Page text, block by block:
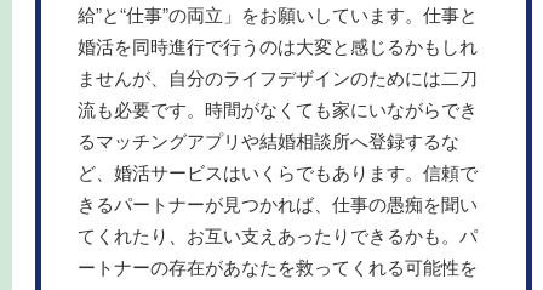
給”と“仕事”の両立」をお願いしています。仕事と
婚活を同時進行で行うのは大変と感じるかもしれ
ませんが、自分のライフデザインのためには二刀
流も必要です。時間がなくても家にいながらでき
るマッチングアプリや結婚相談所へ登録するな
ど、婚活サービスはいくらでもあります。信頼で
きるパートナーが見つかれば、仕事の愚痴を聞い
てくれたり、お互い支えあったりできるかも。パ
ートナーの存在があなたを救ってくれる可能性を